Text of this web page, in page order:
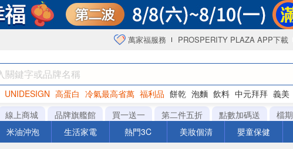
萬家福服務 PROSPERITY PLAZA APP下載
UNIDESIGN 高蛋白 冷氣最高省萬 福利品 餅乾 泡麵 飲料 中元拜拜 義美
罐頭 咖啡 海苔
線上商城 品牌旗艦館 買一送一 第二件五折 點數加碼送 檔
米油沖泡 生活家電 熱門3C 美妝個清 嬰童保健